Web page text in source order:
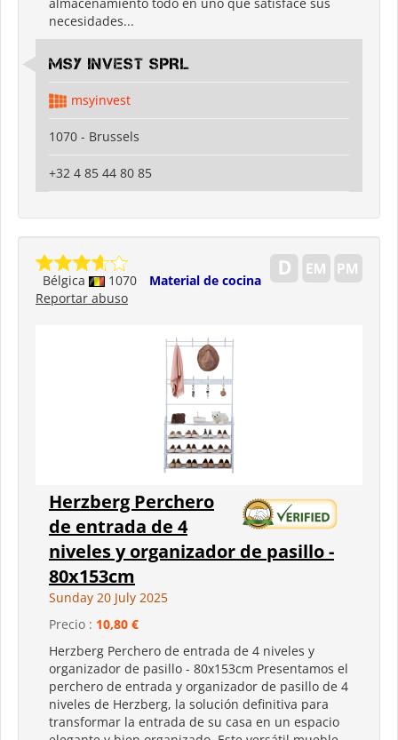
necesidades...
MSY INVEST SPRL
msyinvest
1070 - Brussels
+32 4 85 44 80 85
Bélgica 1070
Material de cocina
Reportar abuso
Herzberg Perchero
de entrada de 4
niveles y organizador de pasillo -
80x153cm
Sunday 20 July 2025
Precio : 10,80 €
Herzberg Perchero de entrada de 4 niveles y
organizador de pasillo - 80x153cm Presentamos el
perchero de entrada y organizador de pasillo de 4
niveles de Herzberg, la solución definitiva para
transformar la entrada de su casa en un espacio